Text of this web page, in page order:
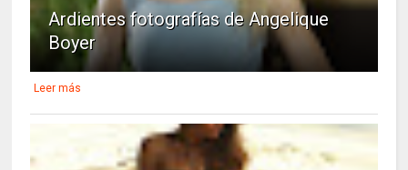
Ardientes fotografías de Angelique
Boyer
Leer más